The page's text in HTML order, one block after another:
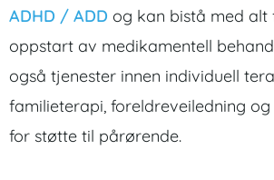
ADHD / ADD og kan bistå med alt
oppstart av medikamentell
også tjenester innen individuell
familieterapi, foreldreveiledning
for støtte til pårørende.